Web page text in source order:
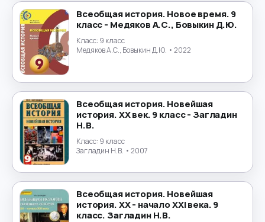
Всеобщая история. Новое время. 9
класс - Медяков А.С., Бовыкин Д.Ю.
Класс: 9 класс
Медяков А.С., Бовыкин Д.Ю. • 2022
Всеобщая история. Новейшая
история. XX век. 9 класс - Загладин
Н.В.
Класс: 9 класс
Загладин Н.В. • 2007
Всеобщая история. Новейшая
история. XX - начало XXI века. 9
класс. Загладин Н.В.